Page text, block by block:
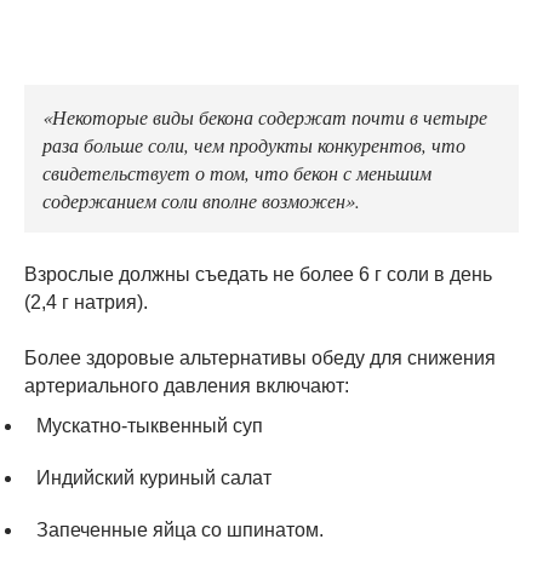
«Некоторые виды бекона содержат почти в четыре
раза больше соли, чем продукты конкурентов, что
свидетельствует о том, что бекон с меньшим
содержанием соли вполне возможен».
Взрослые должны съедать не более 6 г соли в день
(2,4 г натрия).
Более здоровые альтернативы обеду для снижения
артериального давления включают:
Мускатно-тыквенный суп
Индийский куриный салат
Запеченные яйца со шпинатом.